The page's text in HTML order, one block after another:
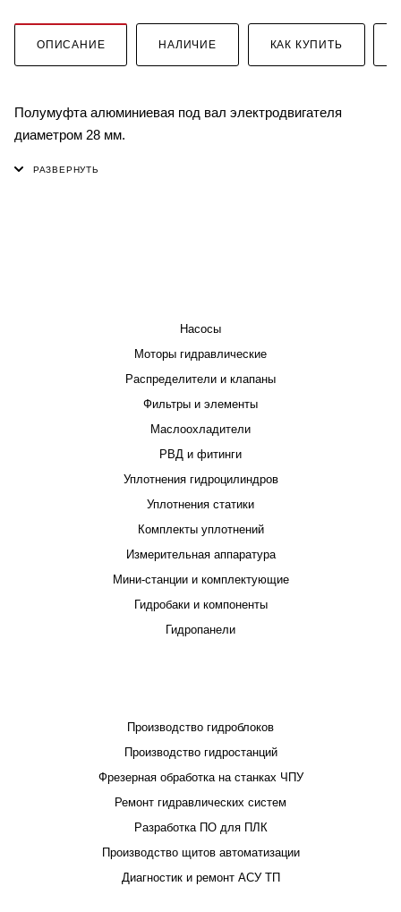
ОПИСАНИЕ НАЛИЧИЕ КАК КУПИТЬ
Полумуфта алюминиевая под вал электродвигателя
диаметром 28 мм.
Насосы
Моторы гидравлические
Распределители и клапаны
Фильтры и элементы
Маслоохладители
РВД и фитинги
Уплотнения гидроцилиндров
Уплотнения статики
Комплекты уплотнений
Измерительная аппаратура
Мини-станции и комплектующие
Гидробаки и компоненты
Гидропанели
Производство гидроблоков
Производство гидростанций
Фрезерная обработка на станках ЧПУ
Ремонт гидравлических систем
Разработка ПО для ПЛК
Производство щитов автоматизации
Диагностик и ремонт АСУ ТП